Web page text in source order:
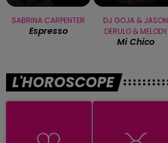
SABRINA CARPENTER
Espresso
DJ GOJA & JASON
DERULO & MELODY
Mi Chico
L'HOROSCOPE